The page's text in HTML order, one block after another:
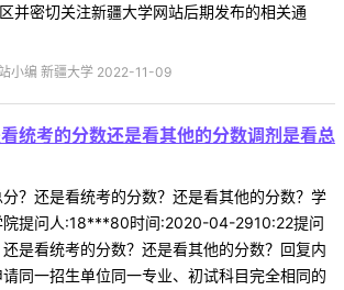
并密切关注新疆大学网站后期发布的相关通
小编 新疆大学 2022-11-09
统考的分数还是看其他的分数调剂是看总
？还是看统考的分数？还是看其他的分数？学
院提问人:18***80时间:2020-04-2910:22提问
是看统考的分数？还是看其他的分数？回复内
同一招生单位同一专业、初试科目完全相同的